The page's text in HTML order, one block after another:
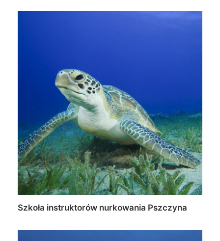
Szkoła instruktorów nurkowania Pszczyna